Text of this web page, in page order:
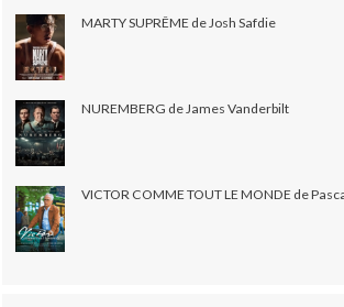
MARTY SUPRÊME de Josh Safdie
NUREMBERG de James Vanderbilt
VICTOR COMME TOUT LE MONDE de